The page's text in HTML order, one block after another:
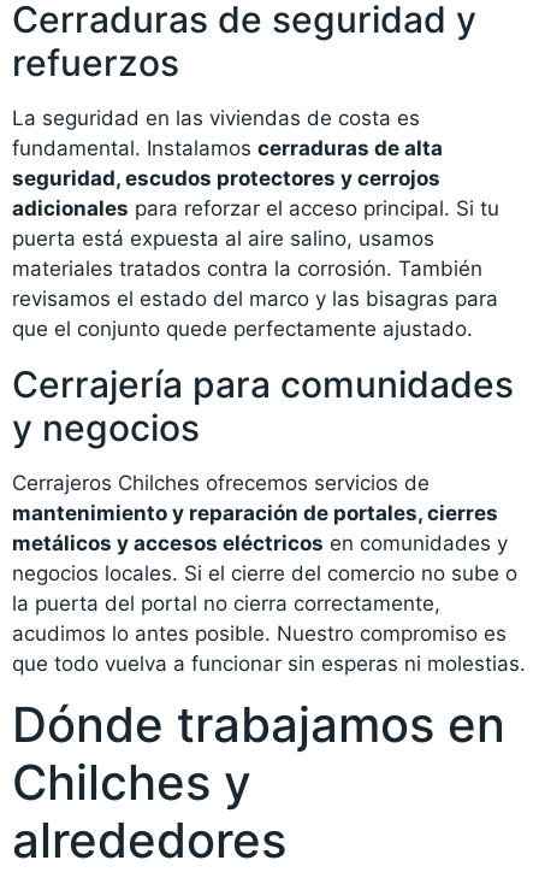
Cerraduras de seguridad y
refuerzos
La seguridad en las viviendas de costa es
fundamental. Instalamos cerraduras de alta
seguridad, escudos protectores y cerrojos
adicionales para reforzar el acceso principal. Si tu
puerta está expuesta al aire salino, usamos
materiales tratados contra la corrosión. También
revisamos el estado del marco y las bisagras para
que el conjunto quede perfectamente ajustado.
Cerrajería para comunidades
y negocios
Cerrajeros Chilches ofrecemos servicios de
mantenimiento y reparación de portales, cierres
metálicos y accesos eléctricos en comunidades y
negocios locales. Si el cierre del comercio no sube o
la puerta del portal no cierra correctamente,
acudimos lo antes posible. Nuestro compromiso es
que todo vuelva a funcionar sin esperas ni molestias.
Dónde trabajamos en
Chilches y
alrededores